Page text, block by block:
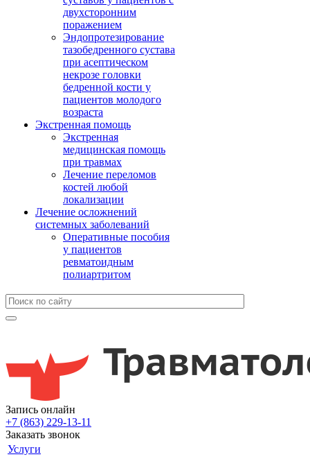
двухсторонним
поражением
Эндопротезирование
тазобедренного сустава
при асептическом
некрозе головки
бедренной кости у
пациентов молодого
возраста
Экстренная помощь
Экстренная
медицинская помощь
при травмах
Лечение переломов
костей любой
локализации
Лечение осложнений
системных заболеваний
Оперативные пособия
у пациентов
ревматоидным
полиартритом
Запись онлайн
+7 (863) 229-13-11
Заказать звонок
Услуги